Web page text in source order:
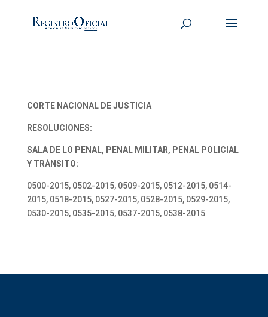
CORTE NACIONAL DE JUSTICIA
RESOLUCIONES:
SALA DE LO PENAL, PENAL MILITAR, PENAL POLICIAL
Y TRÁNSITO:
0500-2015, 0502-2015, 0509-2015, 0512-2015, 0514-
2015, 0518-2015, 0527-2015, 0528-2015, 0529-2015,
0530-2015, 0535-2015, 0537-2015, 0538-2015